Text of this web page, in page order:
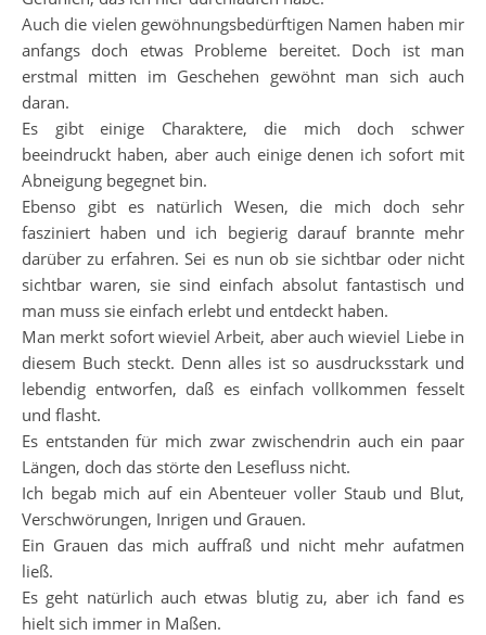
Auch die vielen gewöhnungsbedürftigen Namen haben mir
anfangs doch etwas Probleme bereitet. Doch ist man
erstmal mitten im Geschehen gewöhnt man sich auch
daran.
Es gibt einige Charaktere, die mich doch schwer
beeindruckt haben, aber auch einige denen ich sofort mit
Abneigung begegnet bin.
Ebenso gibt es natürlich Wesen, die mich doch sehr
fasziniert haben und ich begierig darauf brannte mehr
darüber zu erfahren. Sei es nun ob sie sichtbar oder nicht
sichtbar waren, sie sind einfach absolut fantastisch und
man muss sie einfach erlebt und entdeckt haben.
Man merkt sofort wieviel Arbeit, aber auch wieviel Liebe in
diesem Buch steckt. Denn alles ist so ausdrucksstark und
lebendig entworfen, daß es einfach vollkommen fesselt
und flasht.
Es entstanden für mich zwar zwischendrin auch ein paar
Längen, doch das störte den Lesefluss nicht.
Ich begab mich auf ein Abenteuer voller Staub und Blut,
Verschwörungen, Inrigen und Grauen.
Ein Grauen das mich auffraß und nicht mehr aufatmen
ließ.
Es geht natürlich auch etwas blutig zu, aber ich fand es
hielt sich immer in Maßen.